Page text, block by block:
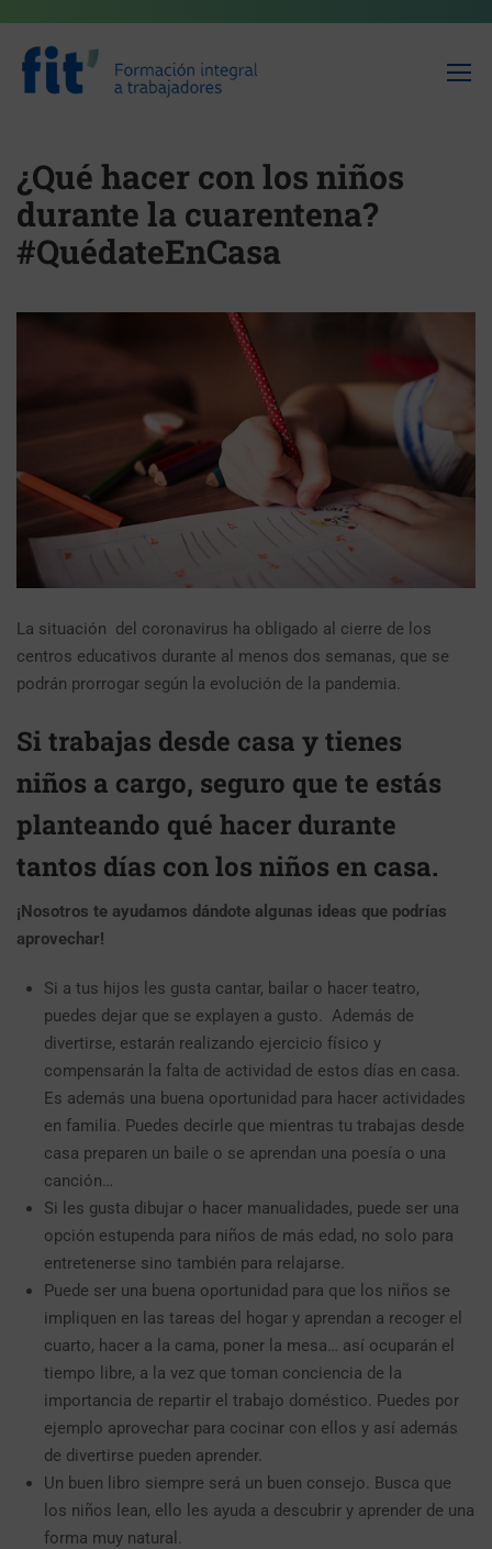
¿Qué hacer con los niños
durante la cuarentena?
#QuédateEnCasa
La situación del coronavirus ha obligado al cierre de los
centros educativos durante al menos dos semanas, que se
podrán prorrogar según la evolución de la pandemia.
Si trabajas desde casa y tienes
niños a cargo, seguro que te estás
planteando qué hacer durante
tantos días con los niños en casa.
¡Nosotros te ayudamos dándote algunas ideas que podrías
aprovechar!
Si a tus hijos les gusta cantar, bailar o hacer teatro,
puedes dejar que se explayen a gusto. Además de
divertirse, estarán realizando ejercicio físico y
compensarán la falta de actividad de estos días en casa.
Es además una buena oportunidad para hacer actividades
en familia. Puedes decirle que mientras tu trabajas desde
casa preparen un baile o se aprendan una poesía o una
canción…
Si les gusta dibujar o hacer manualidades, puede ser una
opción estupenda para niños de más edad, no solo para
entretenerse sino también para relajarse.
Puede ser una buena oportunidad para que los niños se
impliquen en las tareas del hogar y aprendan a recoger el
cuarto, hacer a la cama, poner la mesa… así ocuparán el
tiempo libre, a la vez que toman conciencia de la
importancia de repartir el trabajo doméstico. Puedes por
ejemplo aprovechar para cocinar con ellos y así además
de divertirse pueden aprender.
Un buen libro siempre será un buen consejo. Busca que
los niños lean, ello les ayuda a descubrir y aprender de una
forma muy natural.